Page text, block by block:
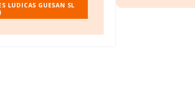
empresas pertenecientes
la cifra de 5.524 millones de
de interés, la antigüedad
LUDICAS GUESAN SL